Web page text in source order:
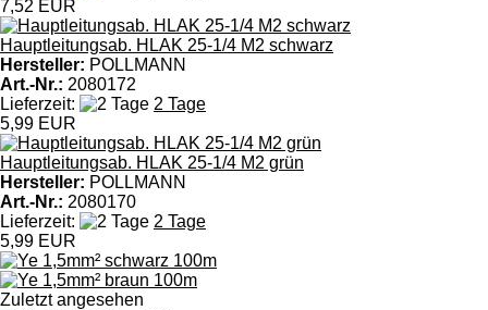
7,52 EUR
Hauptleitungsab. HLAK 25-1/4 M2 schwarz
Hersteller: POLLMANN
Art.-Nr.: 2080172
Lieferzeit:
2 Tage
5,99 EUR
Hauptleitungsab. HLAK 25-1/4 M2 grün
Hersteller: POLLMANN
Art.-Nr.: 2080170
Lieferzeit:
2 Tage
5,99 EUR
Zuletzt angesehen